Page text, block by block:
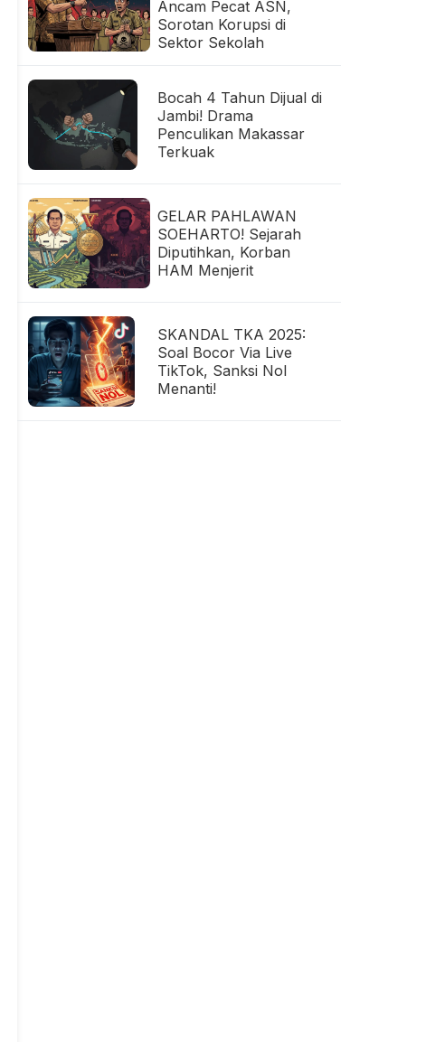
Ancam Pecat ASN,
Sorotan Korupsi di
Sektor Sekolah
Bocah 4 Tahun Dijual di
Jambi! Drama
Penculikan Makassar
Terkuak
GELAR PAHLAWAN
SOEHARTO! Sejarah
Diputihkan, Korban
HAM Menjerit
SKANDAL TKA 2025:
Soal Bocor Via Live
TikTok, Sanksi Nol
Menanti!